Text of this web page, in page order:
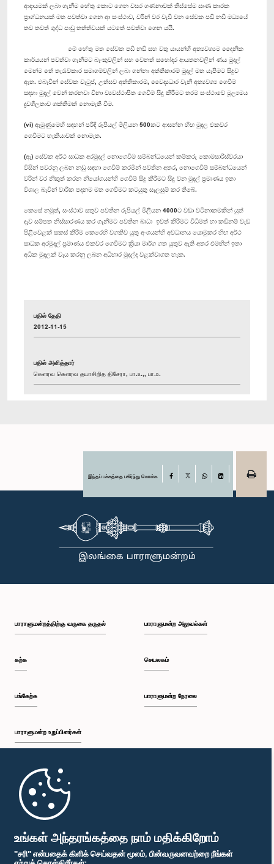
உங்கள் அந்தரங்கத்தை நாம் மதிக்கிறோம்
"சரி" என்பதைக் கிளிக் செய்வதன் மூலம், பின்வருவனவற்றை நீங்கள்
ආදායමක් ලබා ගැනීම හේතු කොට ගෙන වසර ගණනාවක් තිස්සේම ඍණ කාරක
ප්‍රාග්ධනයක් මත පවත්වා ගෙන ආ සංස්ථාව, වරින් වර වැඩි වන සේවක පඩි නඩි මධ්‍යයේ
තව තවත් ශුද්ධ පාඩු තත්ත්වයක් යටතේ පවත්වා ගෙන යයි.
මේ හේතු මත සේවක පඩි නඩි සහ වතු යායන්හි අත්‍යවශ්‍යම දෛනික
කාර්යයන් පවත්වා ගැනීමට බැංකුවලින් සහ වෙනත් සහෝදර ආයතනවලින් ණය මුදල්
මෙන්ම තේ තැරැව්කාර සමාගම්වලින් ලබා ගන්නා අත්තිකාරම් මුදල් මත යැපීමට සිදුව
ඇත. එබැවින් සේවක වැටුප්, උත්සව අත්තිකාරම්, වෛද්‍යධාර වැනි අත්‍යවශ්‍ය ගෙවීම්
සඳහා මුදල් වෙන් කරනවා විනා ව්‍යවස්ථාපිත ගෙවීම් සිදු කිරීමට තරම් සංස්ථාවේ මූල්‍යමය
ද්‍රවශීලතාව ශක්තිමක් නොමැති වීම.
(vi) ඇමුණුමෙහි සඳහන් පරිදි රුපියල් මිලියන 500කට ආසන්න හිඟ මුදල එකවර
ගෙවීමට හැකියාවක් නොමැත.
(ඇ) සේවක අර්ථ සාධක අරමුදල් නොගෙවීම සම්බන්ධයෙන් කම්කරු කොමසාරිස්වරයා
විසින් පවරනු ලබන නඩු සඳහා ගෙවීම් කරමින් පවතින අතර, නොගෙවීම් සම්බන්ධයෙන්
වරින් වර නිකුත් කරන නියෝගයන්හි ගෙවීම් සිදු කිරීමට සිදු වන මුදල් ප්‍රමාණය ඉතා
විශාල බැවින් වාරික පදනම මත ගෙවීමට කටයුතු සැලසුම් කර තිබේ.
කෙසේ නමුත්, සංස්ථාව සතුව පවතින රුපියල් මිලියන 4000ට වඩා වටිනාකමකින් යුත්
දැව සම්පත නිස්සාරණය කර ගැනීමට පවතින බාධා ඉවත් කිරීමට විධිමත් හා කඩිනම් වැඩ
පිළිවෙළක් සකස් කිරීම කෙරෙහි වගකිව යුතු අංශයන්හි අවධානය යොමුකර හිඟ අර්ථ
සාධක අරමුදල් ප්‍රමාණය එකවර ගෙවීමට ක්‍රියා මාර්ග ගත යුතුව ඇති අතර එමඟින් ඉතා
අධික මුදලක් වැය කරනු ලබන අධිභාර මුදල්ද වළක්වාගත හැක.
பதில் தேதி
2012-11-15
பதில் அளித்தார்
கௌரவ கௌரவ தயாசிறித திசேரா, பா.உ.,, பா.உ.
இந்தப் பக்கத்தை பகிர்ந்து கொள்க Facebook
பாராளுமன்றத்திற்கு வருகை தருதல்
கற்க
பங்கேற்க
பாராளுமன்ற உறுப்பினர்கள்
முதற்பக்கம்
பாராளுமன்ற அலுவல்கள்
செயலகம்
பாராளுமன்ற நேரலை
பாராளுமன்ற கையடக்க செயலி